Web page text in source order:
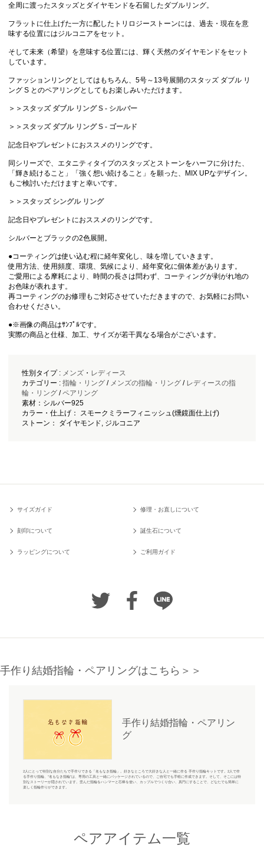
全周に渡ったスタッズとダイヤモンドを石留したダブルリング。
フラットに仕上げた一方に配したトリロジーストーンには、過去・現在を意
味する位置にはジルコニアをセット。
そして未来（希望）を意味する位置には、輝く天然のダイヤモンドをセット
しています。
ファッションリングとしてはもちろん、5号～13号展開のスタッズ ダブル リ
ング S とのペアリングとしてもお楽しみいただけます。
＞＞スタッズ ダブル リング S - シルバー
＞＞スタッズ ダブル リング S - ゴールド
記念日やプレゼントにおススメのリングです。
同シリーズで、エタニティタイプのスタッズとストーンをハーフに分けた、
「輝き続けること」「強く想い続けること」を願った、MIX UPなデザイン。
もご検討いただけますと幸いです。
＞＞スタッズ シングル リング
記念日やプレゼントにおススメのリングです。
シルバーとブラックの2色展開。
●コーティングは使い込む程に経年変化し、味を増していきます。
使用方法、使用頻度、環境、気候により、経年変化に個体差があります。
ご愛用による摩耗により、時間の長さは問わず、コーティングが剥がれ地の
お色味が表れます。
再コーティングのお修理もご対応させていただきますので、お気軽にお問い
合わせください。
●※画像の商品はｻﾝﾌﾟﾙです。
実際の商品と仕様、加工、サイズが若干異なる場合がございます。
性別タイプ : メンズ・ レディース
カテゴリー : 指輪・リング/ メンズの指輪・リング/ レディースの指
輪・リング/ペアリング
素材：シルバー925
カラー・仕上げ： スモークミラーフィニッシュ(燻鏡面仕上げ)
ストーン： ダイヤモンド, ジルコニア
サイズガイド 修理・お直しについて
刻印について 誕生石について
ラッピングについて ご利用ガイド
手作り結婚指輪・ペアリングはこちら＞＞
手作り結婚指輪・ペアリン
グ
2人にとって特別な自分たちで手作りできる「名もなき指輪」。好きなところで大好きな人と一緒に作る 手作り指輪キットです。2人で作
る手作り指輪、“名もなき指輪”は、専用の工具と一緒にパッケージされているので、ご自宅でも手軽に作成できます。そして、そこには特
別なストーリーが隠されています。歪んだ指輪をハンマーと芯棒を使い、カップルでつくり合い、真円にすることで、どなたでも簡単に
楽しく指輪作りができます。
ペアアイテム一覧